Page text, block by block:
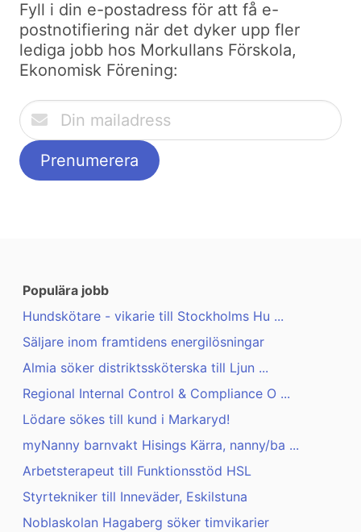
Fyll i din e-postadress för att få e-
postnotifiering när det dyker upp fler
lediga jobb hos Morkullans Förskola,
Ekonomisk Förening:
Populära jobb
Hundskötare - vikarie till Stockholms Hu ...
Säljare inom framtidens energilösningar
Almia söker distriktssköterska till Ljun ...
Regional Internal Control & Compliance O ...
Lödare sökes till kund i Markaryd!
myNanny barnvakt Hisings Kärra, nanny/ba ...
Arbetsterapeut till Funktionsstöd HSL
Styrtekniker till Inneväder, Eskilstuna
Noblaskolan Hagaberg söker timvikarier